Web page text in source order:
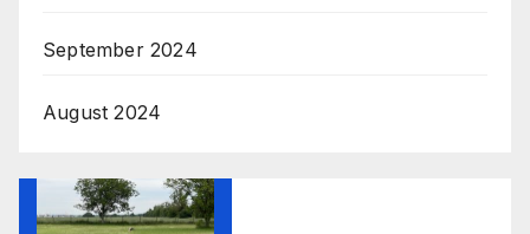
September 2024
August 2024